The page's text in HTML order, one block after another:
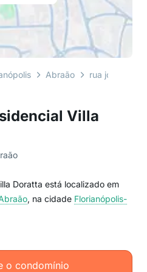
Villa
Doratta está localizado em
, na cidade Florianópolis-
o condomínio
Abraão rua joão